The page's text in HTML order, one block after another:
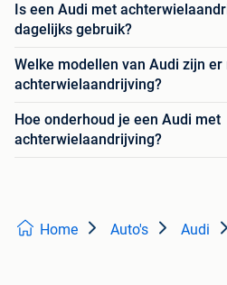
Is een Audi met
dagelijks gebruik?
Welke modellen van Audi zijn er
achterwielaandrijving?
Hoe onderhoud je een Audi met
achterwielaandrijving?
Home Auto's Audi